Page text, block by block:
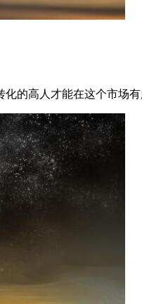
的高人才能在这个市场